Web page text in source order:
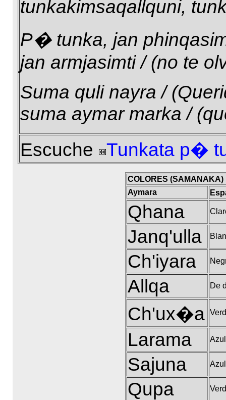
tunkakimsaqallquni,
P� tunka, jan
jan armjasimti / (no te
Suma quli nayra /
suma aymar marka /
Escuche
Tunkata p�
COLORES (SAMANAKA)
Aymara
Qhana
Janq'ulla
Ch'iyara
Allqa De
Ch'ux�a
Larama
Sajuna Azul
Qupa